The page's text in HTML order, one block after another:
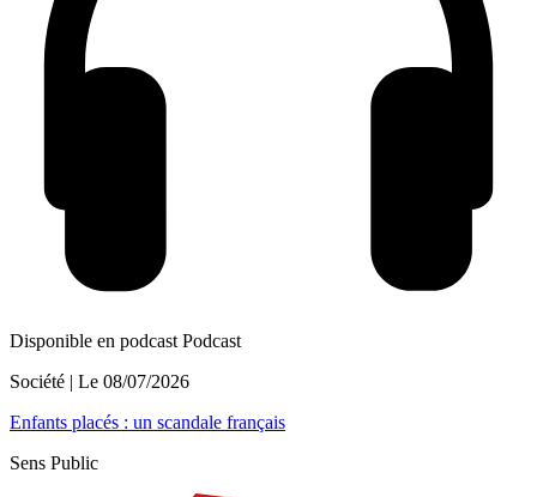
Disponible en podcast Podcast
Société | Le 08/07/2026
Enfants placés : un scandale français
Sens Public